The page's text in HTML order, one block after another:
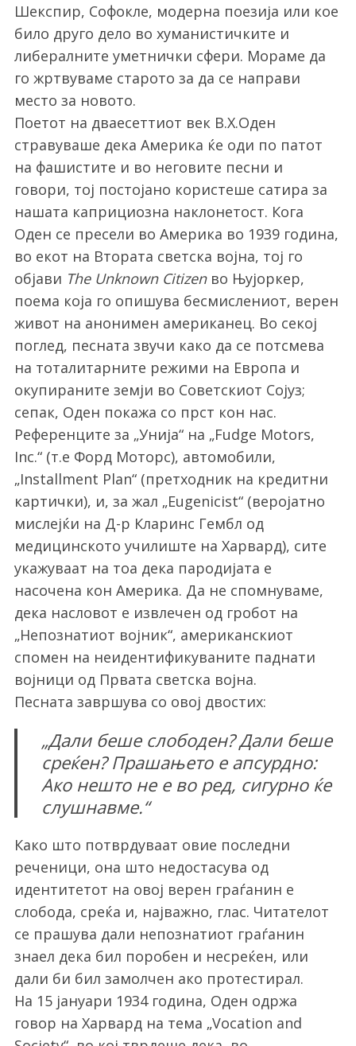
Шекспир, Софокле, модерна поезија или кое
било друго дело во хуманистичките и
либералните уметнички сфери. Мораме да
го жртвуваме старото за да се направи
место за новото.
Поетот на дваесеттиот век В.Х.Оден
стравуваше дека Америка ќе оди по патот
на фашистите и во неговите песни и
говори, тој постојано користеше сатира за
нашата каприциозна наклонетост. Кога
Оден се пресели во Америка во 1939 година,
во екот на Втората светска војна, тој го
објави The Unknown Citizenво Њујоркер,
поема која го опишува бесмислениот, верен
живот на анонимен американец. Во секој
поглед, песната звучи како да се потсмева
на тоталитарните режими на Европа и
окупираните земји во Советскиот Сојуз;
сепак, Оден покажа со прст кон нас.
Референците за „Унија“ на „Fudge Motors,
Inc.“ (т.е Форд Моторс), автомобили,
„Installment Plan“ (претходник на кредитни
картички), и, за жал „Eugenicist“ (веројатно
мислејќи на Д-р Кларинс Гембл од
медицинското училиште на Харвард), сите
укажуваат на тоа дека пародијата е
насочена кон Америка. Да не спомнуваме,
дека насловот е извлечен од гробот на
„Непознатиот војник“, американскиот
спомен на неидентификуваните паднати
војници од Првата светска војна.
Песната завршува со овој двостих:
„Дали беше слободен? Дали беше
среќен? Прашањето е апсурдно:
Ако нешто не е во ред, сигурно ќе
слушнавме.“
Како што потврдуваат овие последни
реченици, она што недостасува од
идентитетот на овој верен граѓанин е
слобода, среќа и, најважно, глас. Читателот
се прашува дали непознатиот граѓанин
знаел дека бил поробен и несреќен, или
дали би бил замолчен ако протестирал.
На 15 јануари 1934 година, Оден одржа
говор на Харвард на тема „Vocation and